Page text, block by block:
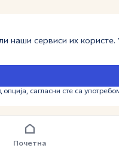
Почетна
наши сервиси их
сагласни сте са